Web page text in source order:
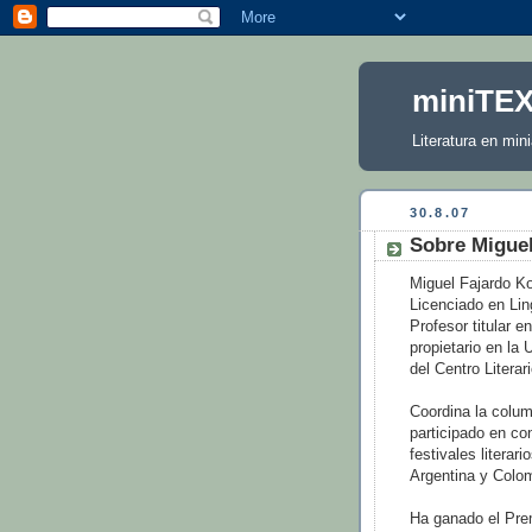
Literatura en
30.8.07
Sobre
Miguel Fajardo
Licenciado en
Profesor titular
propietario en la
del Centro
Coordina la
participado en
festivales
Argentina y
Ha ganado el